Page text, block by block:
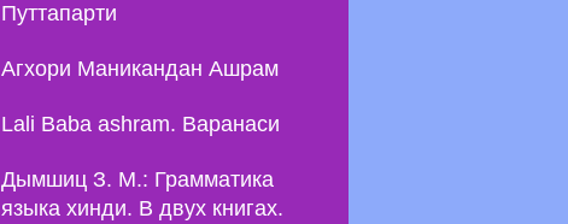
Путтапарти
Агхори Маникандан Ашрам
Lali Baba ashram. Варанаси
Дымшиц З. М.: Грамматика
языка хинди. В двух книгах.